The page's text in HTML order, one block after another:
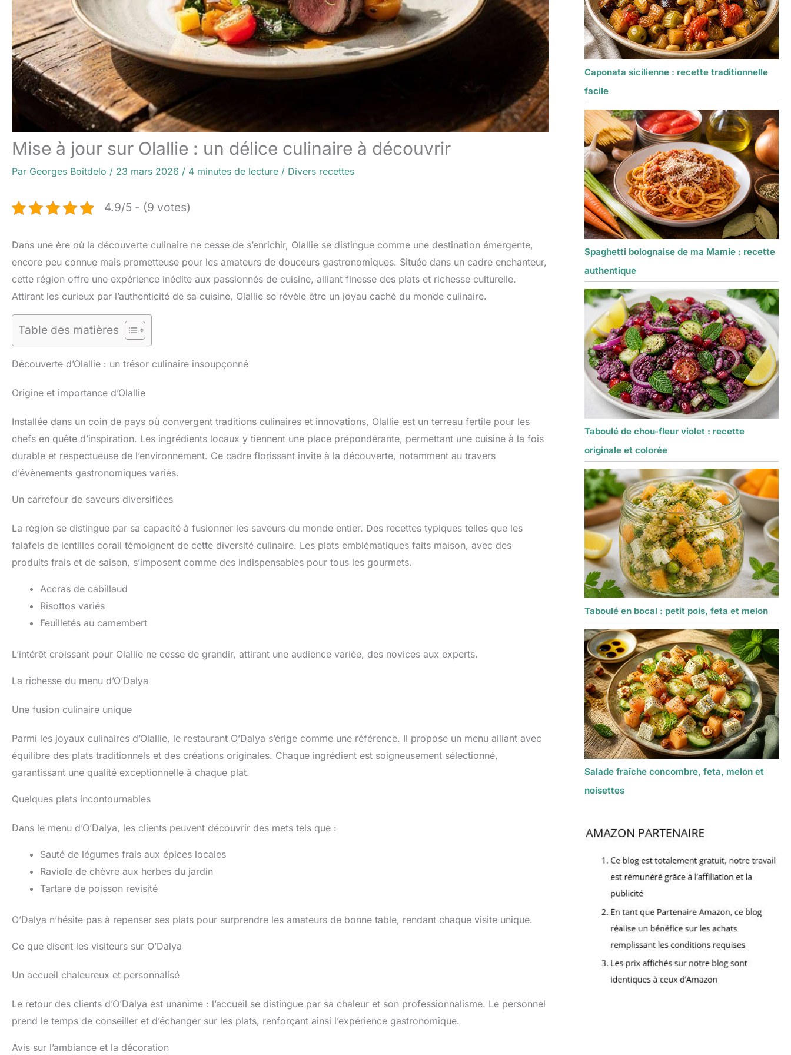
Mise à jour sur Olallie : un délice culinaire à découvrir
Par Georges Boitdelo / 23 mars 2026 / 4 minutes de lecture / Divers recettes
4.9/5 - (9 votes)
Dans une ère où la découverte culinaire ne cesse de s’enrichir, Olallie se distingue comme une destination émergente,
encore peu connue mais prometteuse pour les amateurs de douceurs gastronomiques. Située dans un cadre enchanteur,
cette région offre une expérience inédite aux passionnés de cuisine, alliant finesse des plats et richesse culturelle.
Attirant les curieux par l’authenticité de sa cuisine, Olallie se révèle être un joyau caché du monde culinaire.
Table des matières
Découverte d’Olallie : un trésor culinaire insoupçonné
Origine et importance d’Olallie
Installée dans un coin de pays où convergent traditions culinaires et innovations, Olallie est un terreau fertile pour les
chefs en quête d’inspiration. Les ingrédients locaux y tiennent une place prépondérante, permettant une cuisine à la fois
durable et respectueuse de l’environnement. Ce cadre florissant invite à la découverte, notamment au travers
d’évènements gastronomiques variés.
Un carrefour de saveurs diversifiées
La région se distingue par sa capacité à fusionner les saveurs du monde entier. Des recettes typiques telles que les
falafels de lentilles corail témoignent de cette diversité culinaire. Les plats emblématiques faits maison, avec des
produits frais et de saison, s’imposent comme des indispensables pour tous les gourmets.
Accras de cabillaud
Risottos variés
Feuilletés au camembert
L’intérêt croissant pour Olallie ne cesse de grandir, attirant une audience variée, des novices aux experts.
La richesse du menu d’O’Dalya
Une fusion culinaire unique
Parmi les joyaux culinaires d’Olallie, le restaurant O’Dalya s’érige comme une référence. Il propose un menu alliant avec
équilibre des plats traditionnels et des créations originales. Chaque ingrédient est soigneusement sélectionné,
garantissant une qualité exceptionnelle à chaque plat.
Quelques plats incontournables
Dans le menu d’O’Dalya, les clients peuvent découvrir des mets tels que :
Sauté de légumes frais aux épices locales
Raviole de chèvre aux herbes du jardin
Tartare de poisson revisité
O’Dalya n’hésite pas à repenser ses plats pour surprendre les amateurs de bonne table, rendant chaque visite unique.
Ce que disent les visiteurs sur O’Dalya
Un accueil chaleureux et personnalisé
Le retour des clients d’O’Dalya est unanime : l’accueil se distingue par sa chaleur et son professionnalisme. Le personnel
prend le temps de conseiller et d’échanger sur les plats, renforçant ainsi l’expérience gastronomique.
Avis sur l’ambiance et la décoration
Caponata sicilienne : recette traditionnelle
facile
Spaghetti bolognaise de ma Mamie : recette
authentique
Taboulé de chou-fleur violet : recette
originale et colorée
Taboulé en bocal : petit pois, feta et melon
Salade fraîche concombre, feta, melon et
noisettes